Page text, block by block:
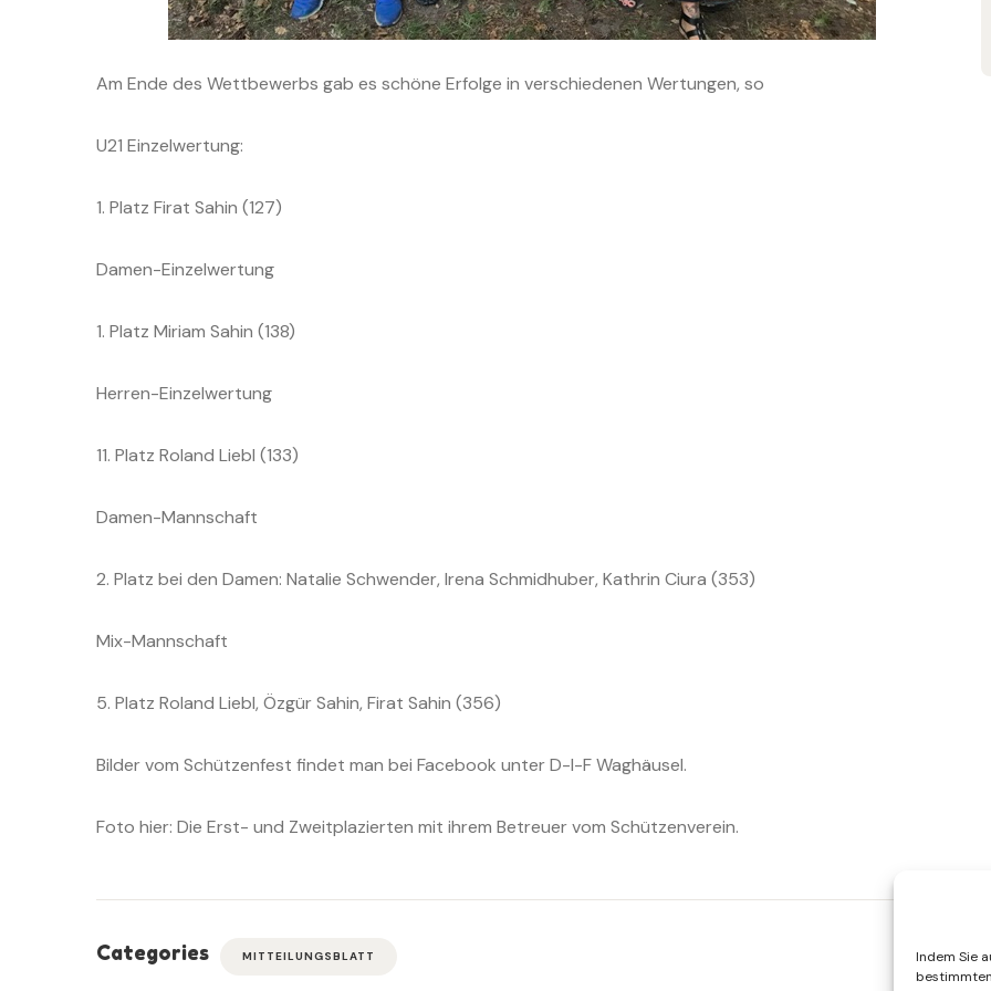
Indem Sie
Am Ende des Wettbewerbs gab es schöne Erfolge in verschiedenen Wertungen, so
U21 Einzelwertung:
1. Platz Firat Sahin (127)
Damen-Einzelwertung
1. Platz Miriam Sahin (138)
Herren-Einzelwertung
11. Platz Roland Liebl (133)
Damen-Mannschaft
2. Platz bei den Damen: Natalie Schwender, Irena Schmidhuber, Kathrin Ciura (353)
Mix-Mannschaft
5. Platz Roland Liebl, Özgür Sahin, Firat Sahin (356)
Bilder vom Schützenfest findet man bei Facebook unter D-I-F Waghäusel.
Foto hier: Die Erst- und Zweitplazierten mit ihrem Betreuer vom Schützenverein.
Categories MITTEILUNGSBLATT